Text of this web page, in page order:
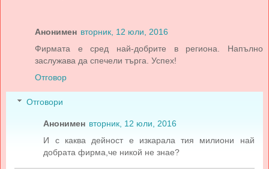
Анонимен вторник, 12 юли, 2016
Фирмата е сред най-добрите в региона. Напълно
заслужава да спечели търга. Успех!
Отговор
Отговори
Анонимен вторник, 12 юли, 2016
И с каква дейност е изкарала тия милиони най
добрата фирма,че никой не знае?